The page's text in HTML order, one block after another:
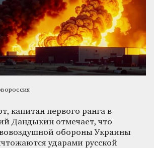
капитан первого ранга в
Дандыкин отмечает, что
обороны Украины
ударами русской